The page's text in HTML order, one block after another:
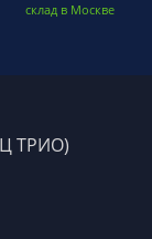
склад в Москве
ТРИО)